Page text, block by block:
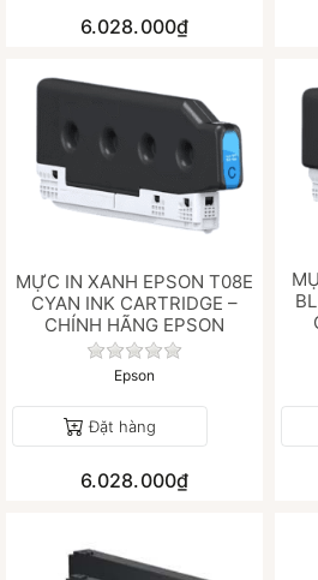
6.028.000₫
MỰC IN XANH EPSON T08E
CYAN INK CARTRIDGE –
CHÍNH HÃNG EPSON
Chưa có đánh giá nào
Epson
Đặt hàng
6.028.000₫